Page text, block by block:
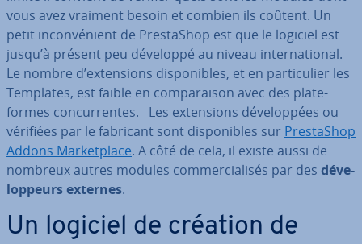
vous avez vraiment besoin et combien ils coûtent. Un
petit in­con­vé­nient de Pres­ta­Shop est que le logiciel est
jusqu’à présent peu développé au niveau in­ter­na­tio­nal.
Le nombre d’ex­ten­sions dis­po­nibles, et en par­ti­cu­lier les
Templates, est faible en com­pa­rai­son avec des pla­te­
formes con­cur­rentes. Les ex­ten­sions dé­ve­lop­pées ou
vérifiées par le fabricant sont dis­po­nibles sur Pres­ta­Shop
Addons Mar­ket­place. A côté de cela, il existe aussi de
nombreux autres modules com­mer­cia­li­sés par des dé­ve­
lop­peurs externes.
Un logiciel de création de